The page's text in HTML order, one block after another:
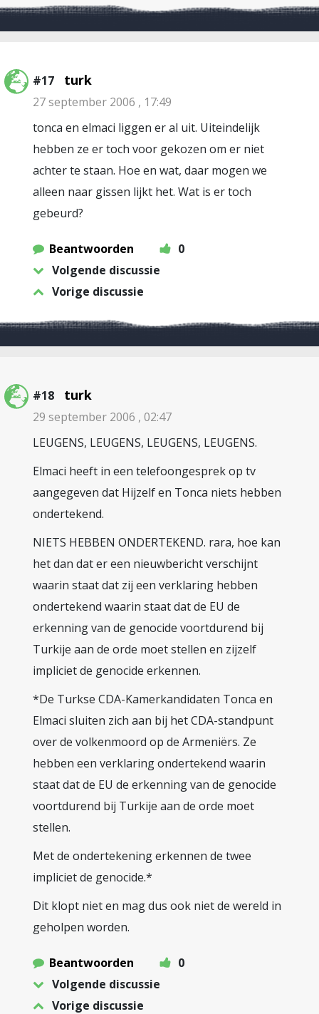
#17 turk
27 september 2006 , 17:49
tonca en elmaci liggen er al uit. Uiteindelijk
hebben ze er toch voor gekozen om er niet
achter te staan. Hoe en wat, daar mogen we
alleen naar gissen lijkt het. Wat is er toch
gebeurd?
Beantwoorden
0
Volgende discussie
Vorige discussie
#18 turk
29 september 2006 , 02:47
LEUGENS, LEUGENS, LEUGENS, LEUGENS.
Elmaci heeft in een telefoongesprek op tv
aangegeven dat Hijzelf en Tonca niets hebben
ondertekend.
NIETS HEBBEN ONDERTEKEND. rara, hoe kan
het dan dat er een nieuwbericht verschijnt
waarin staat dat zij een verklaring hebben
ondertekend waarin staat dat de EU de
erkenning van de genocide voortdurend bij
Turkije aan de orde moet stellen en zijzelf
impliciet de genocide erkennen.
*De Turkse CDA-Kamerkandidaten Tonca en
Elmaci sluiten zich aan bij het CDA-standpunt
over de volkenmoord op de Armeniërs. Ze
hebben een verklaring ondertekend waarin
staat dat de EU de erkenning van de genocide
voortdurend bij Turkije aan de orde moet
stellen.
Met de ondertekening erkennen de twee
impliciet de genocide.*
Dit klopt niet en mag dus ook niet de wereld in
geholpen worden.
Beantwoorden
0
Volgende discussie
Vorige discussie